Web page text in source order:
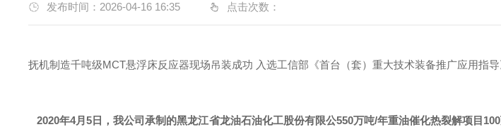
发布时间：2026-04-16 16:35 点击次数：
抚机制造千吨级MCT悬浮床反应器现场吊装成功 入选工信部《首台（套）重大技术装备推广应用指导
2020年4月5 日，我公司承制的黑龙江省龙油石油化工股份有限公550万吨/年重油催化热裂解项目 100